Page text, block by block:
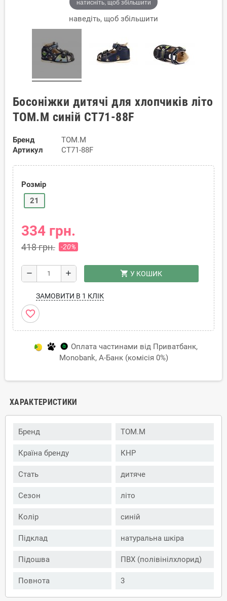
наведіть, щоб збільшити
Босоніжки дитячі для хлопчиків літо
TOM.M синій CT71-88F
Бренд
TOM.M
Артикул
CT71-88F
Розмір
21
334 грн.
418 грн. -20%
remove add shopping_cart У КОШИК
ЗАМОВИТИ В 1 КЛІК
favorite_border
Оплата частинами від Приватбанк,
Monobank, А-Банк (комісія 0%)
ХАРАКТЕРИСТИКИ
Бренд TOM.M
Країна бренду КНР
Стать дитяче
Сезон літо
Колір синій
Підклад натуральна шкіра
Підошва ПВХ (полівінілхлорид)
Повнота 3